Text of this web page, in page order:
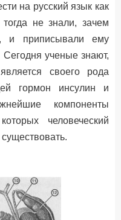
на русский язык как
не знали, зачем
и приписывали ему
ученые знают,
своего рода
гормон инсулин и
компоненты
человеческий